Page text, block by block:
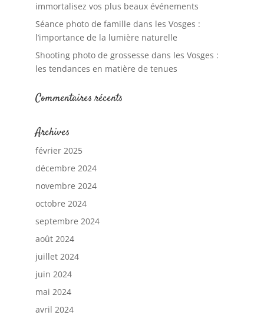
immortalisez vos plus beaux événements
Séance photo de famille dans les Vosges :
l’importance de la lumière naturelle
Shooting photo de grossesse dans les Vosges :
les tendances en matière de tenues
Commentaires récents
Archives
février 2025
décembre 2024
novembre 2024
octobre 2024
septembre 2024
août 2024
juillet 2024
juin 2024
mai 2024
avril 2024